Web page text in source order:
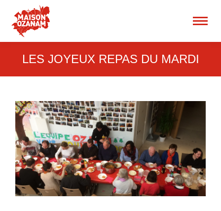
LES JOYEUX REPAS DU MARDI